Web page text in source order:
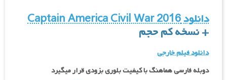
دانلودCaptain America Civil War 2016
+ نسخه کم حجم
دانلود فیلم خارجی
دوبله فارسی هماهنگ با کیفیت بلوری بزودی قرار میگیرد